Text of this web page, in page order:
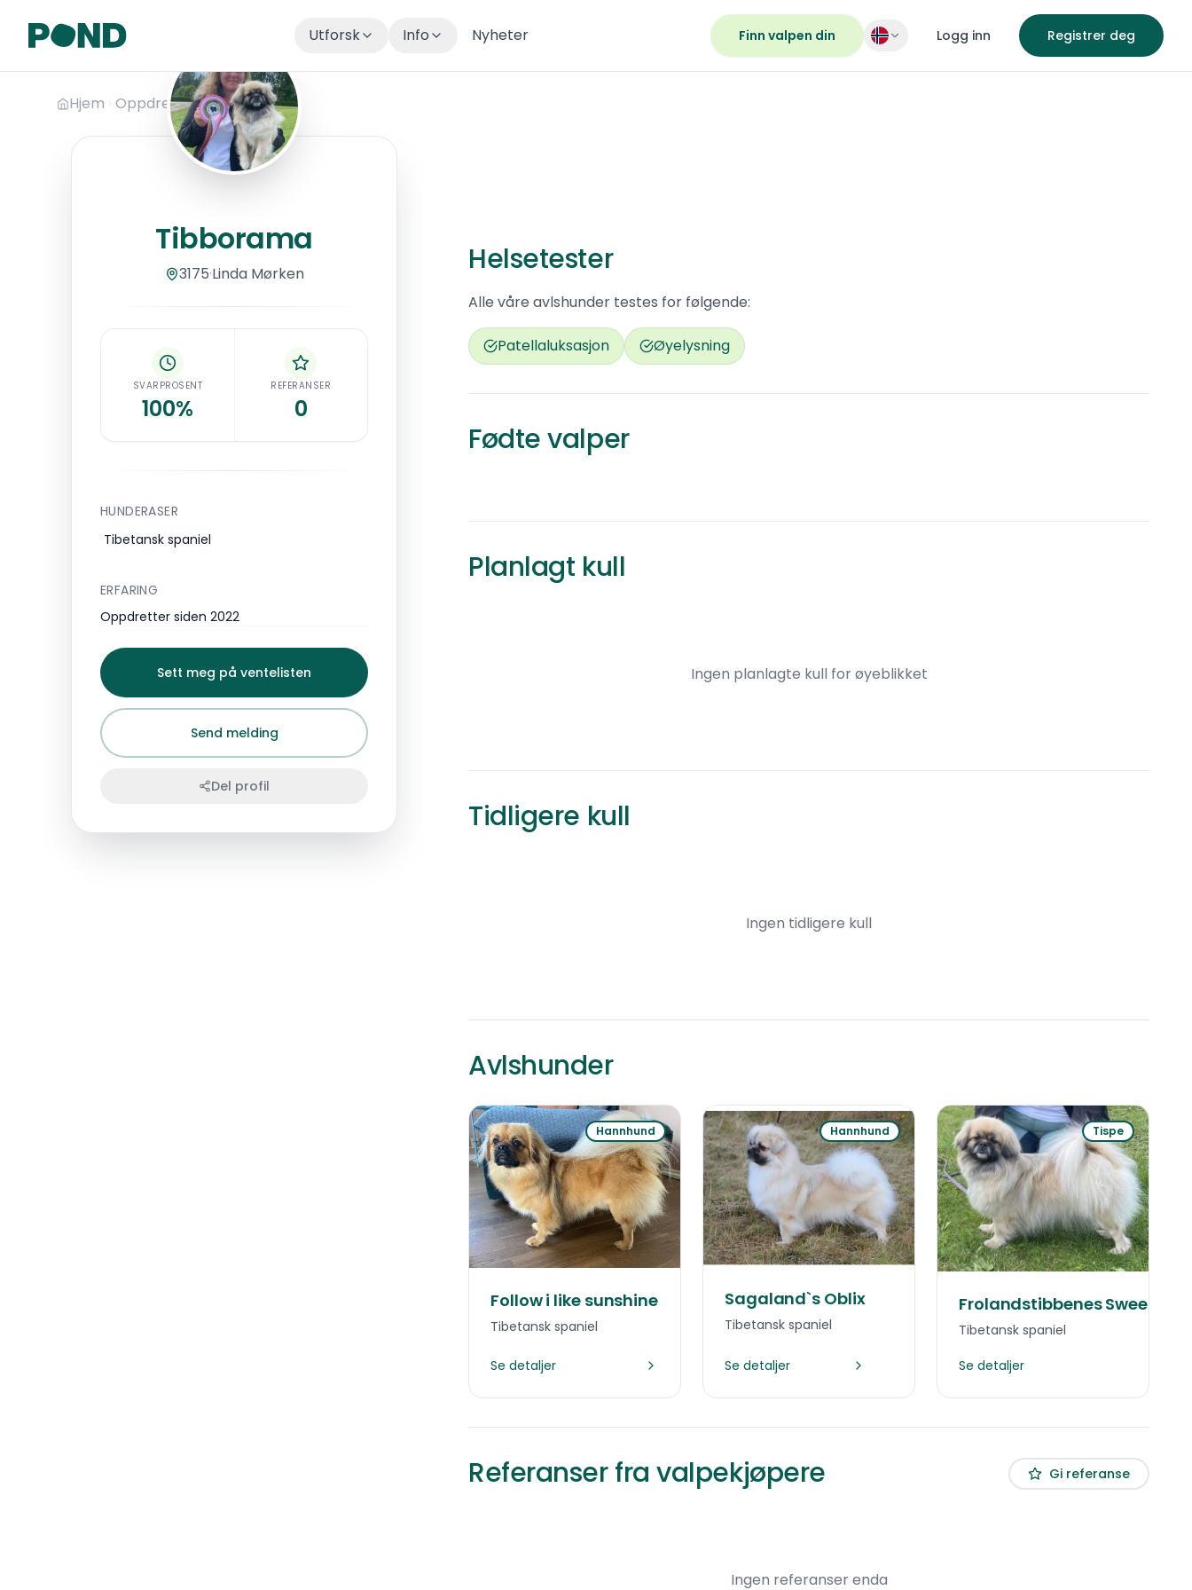
Utforsk Info Nyheter Finn valpen din Logg inn Registrer deg
Hjem Oppdrettere Tibborama
Tibborama
Tibborama
3175·Linda Mørken
SVARPROSENT
100%
REFERANSER
0
HUNDERASER
Tibetansk spaniel
ERFARING
Oppdretter siden 2022
Sett meg på ventelisten
Send melding
Del profil
Helsetester
Alle våre avlshunder testes for følgende:
Patellaluksasjon Øyelysning
Fødte valper
Tibboramas B-kull
3175
Planlagt kull
Ingen planlagte kull for øyeblikket
Tidligere kull
Ingen tidligere kull
Avlshunder
Hannhund
Follow i like sunshine
Tibetansk spaniel
Se detaljer
Hannhund
Sagaland`s Oblix
Tibetansk spaniel
Se detaljer
Tispe
Frolandstibbenes Sweet
Tibetansk spaniel
Se detaljer
Referanser fra valpekjøpere Gi referanse
Ingen referanser enda